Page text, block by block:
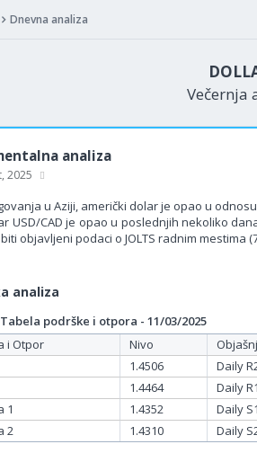
Dnevna analiza
Večernja
analiza
2025
u Aziji, američki dolar je opao u
USD/CAD je opao u poslednjih nekoliko
biti objavljeni podaci o JOLTS radnim mestima
analiza
Tabela podrške i otpora - 11/03/2025
i Otpor
Nivo
1.4506
Daily
1.4464
Daily R1
1
1.4352
Daily S1
2
1.4310 Daily